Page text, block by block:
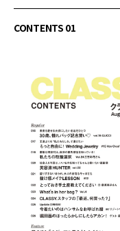
CONTENTS 01